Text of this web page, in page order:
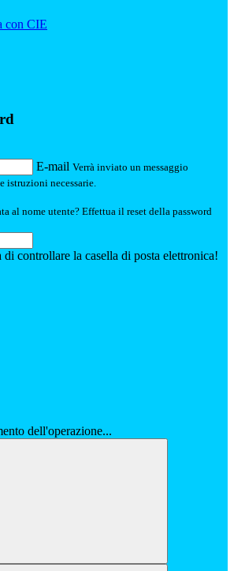
con CIE
E-mail Verrà inviato un messaggio
istruzioni necessarie.
al nome utente? Effettua il reset della password
controllare la casella di posta elettronica!
dell'operazione...